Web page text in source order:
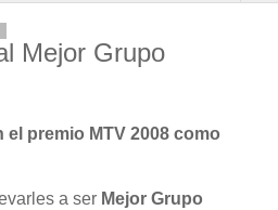
Mejor Grupo
premio MTV 2008 como
a ser Mejor Grupo